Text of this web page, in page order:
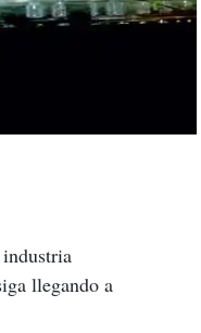
llegando a